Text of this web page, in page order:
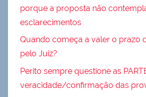
porque a proposta não
esclarecimentos
Quando começa a valer o prazo
pelo Juiz?
Perito sempre questione as
veracidade/confirmação das